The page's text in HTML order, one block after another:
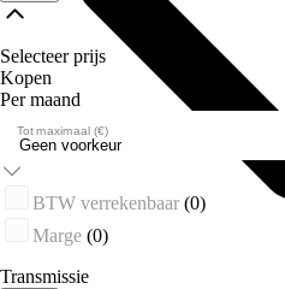
Selecteer prijs
Kopen
Per maand
Tot maximaal (€)
BTW verrekenbaar (0)
Marge (0)
Transmissie